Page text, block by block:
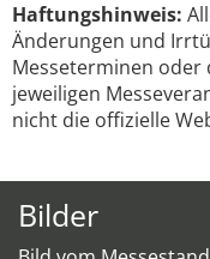
Haftungshinweis:
Änderungen und
Messeterminen oder
jeweiligen
nicht die offizielle
Bilder